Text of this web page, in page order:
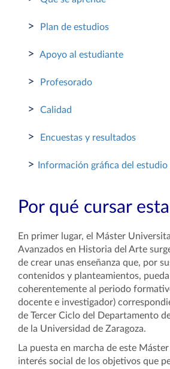
> Plan de estudios
> Apoyo al estudiante
> Profesorado
> Calidad
> Encuestas y resultados
> Información gráfica del estudio
Por qué cursar
En primer lugar, el Máster
Avanzados en Historia del Arte
de crear unas enseñanza que, por
contenidos y planteamientos,
coherentemente al periodo
docente e investigador)
de Tercer Ciclo del Departamento
de la Universidad de Zaragoza.
La puesta en marcha de este
interés social de los objetivos que